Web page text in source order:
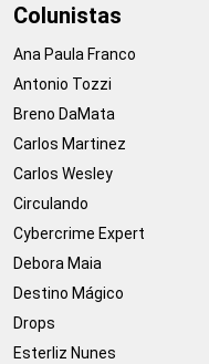
Colunistas
Ana Paula Franco
Antonio Tozzi
Breno DaMata
Carlos Martinez
Carlos Wesley
Circulando
Cybercrime Expert
Debora Maia
Destino Mágico
Drops
Esterliz Nunes